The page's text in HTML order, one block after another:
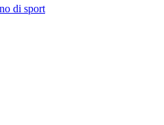
di sport